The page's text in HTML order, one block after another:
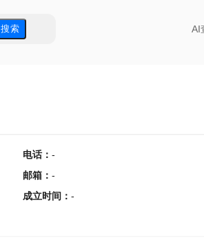
搜 索 AI
电话： -
邮箱 ： -
成立时间 ： -